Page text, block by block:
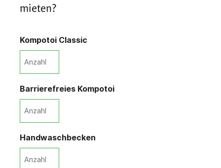
mieten?
Kompotoi Classic
Barrierefreies Kompotoi
Handwaschbecken